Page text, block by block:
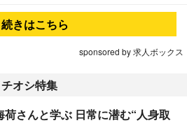
続きはこちら
sponsored by 求人ボックス
オシ特集
荷さんと学ぶ 日常に潜む“人身取